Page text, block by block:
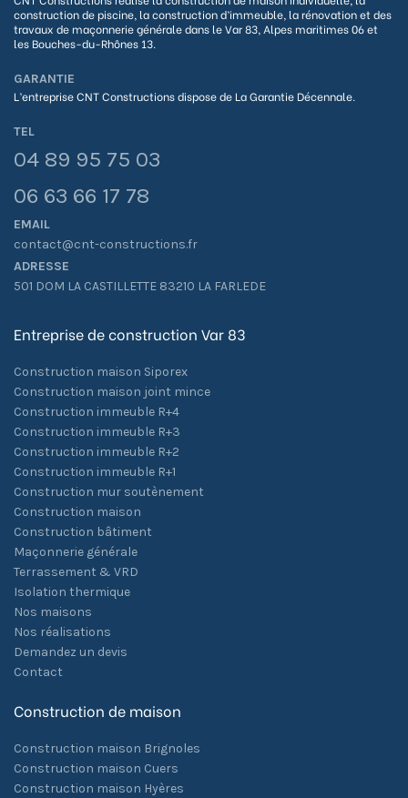
construction de piscine, la construction d’immeuble, la rénovation et des
travaux de maçonnerie générale dans le Var 83, Alpes maritimes 06 et
les Bouches-du-Rhônes 13.
GARANTIE
L’entreprise CNT Constructions dispose de La Garantie Décennale.
TEL
04 89 95 75 03
06 63 66 17 78
EMAIL
contact@cnt-constructions.fr
ADRESSE
501 DOM LA CASTILLETTE 83210 LA FARLEDE
Entreprise de construction Var 83
Construction maison Siporex
Construction maison joint mince
Construction immeuble R+4
Construction immeuble R+3
Construction immeuble R+2
Construction immeuble R+1
Construction mur soutènement
Construction maison
Construction bâtiment
Maçonnerie générale
Terrassement & VRD
Isolation thermique
Nos maisons
Nos réalisations
Demandez un devis
Contact
Construction de maison
Construction maison Brignoles
Construction maison Cuers
Construction maison Hyères